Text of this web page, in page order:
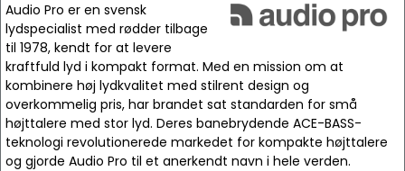
Audio Pro er en svensk
lydspecialist med rødder tilbage
til 1978, kendt for at levere
kraftfuld lyd i kompakt format. Med en mission om at
kombinere høj lydkvalitet med stilrent design og
overkommelig pris, har brandet sat standarden for små
højttalere med stor lyd. Deres banebrydende ACE-BASS-
teknologi revolutionerede markedet for kompakte højttalere
og gjorde Audio Pro til et anerkendt navn i hele verden.